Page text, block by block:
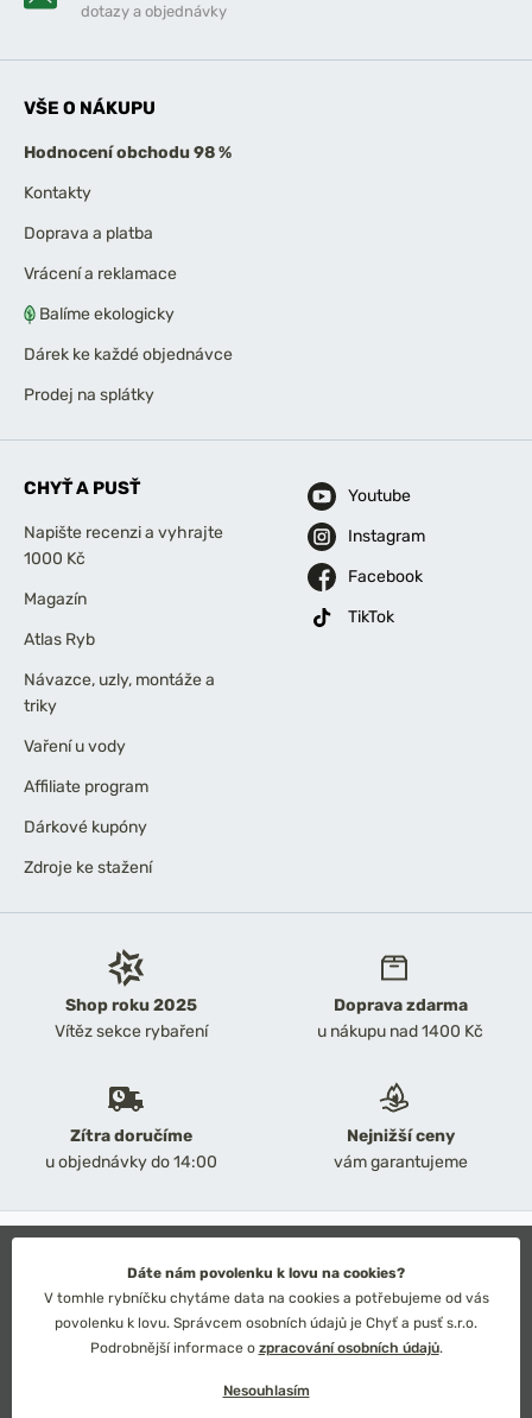
Shop roku 2025
Vítěz sekce rybaření
Doprava zdarma
u nákupu nad 1400 Kč
Zítra doručíme
u objednávky do 14:00
Nejnižší ceny
vám garantujeme
dotazy a objednávky
VŠE O NÁKUPU
Hodnocení obchodu 98 %
Kontakty
Doprava a platba
Vrácení a reklamace
Balíme ekologicky
Dárek ke každé objednávce
Prodej na splátky
CHYŤ A PUSŤ
Napište recenzi a vyhrajte
1000 Kč
Magazín
Atlas Ryb
Návazce, uzly, montáže a
triky
Vaření u vody
Affiliate program
Dárkové kupóny
Zdroje ke stažení
Youtube
Instagram
Facebook
TikTok
Obchodní podmínky
Ochrana osobních údajů
Technické řešení: Simplia s.r.o.
Strategický design: Petr Široký
Dáte nám povolenku k lovu na cookies?
V tomhle rybníčku chytáme data na cookies a potřebujeme od vás
povolenku k lovu. Správcem osobních údajů je Chyť a pusť s.r.o.
Podrobnější informace o zpracování osobních údajů.
Nesouhlasím